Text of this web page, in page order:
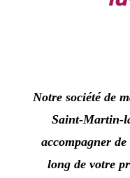
Notre société de
Saint-Martin-
accompagner
long de votre